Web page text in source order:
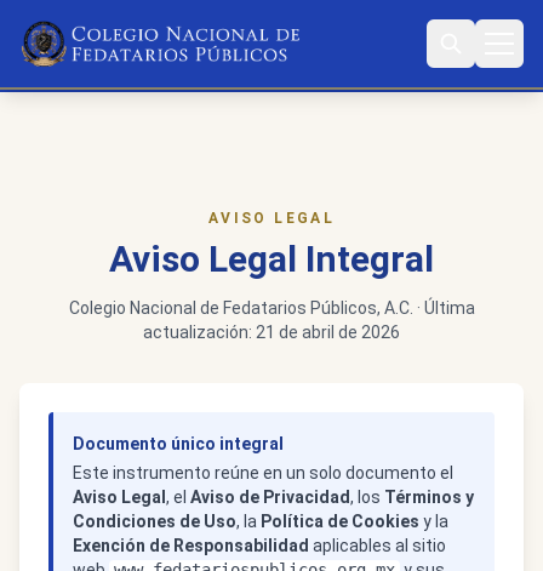
AVISO LEGAL
Aviso Legal Integral
Colegio Nacional de Fedatarios Públicos, A.C. · Última
actualización: 21 de abril de 2026
Documento único integral
Este instrumento reúne en un solo documento el
Aviso Legal , el Aviso de Privacidad, los Términos y
Condiciones de Uso, la Política de Cookies y la
Exención de Responsabilidad aplicables al sitio